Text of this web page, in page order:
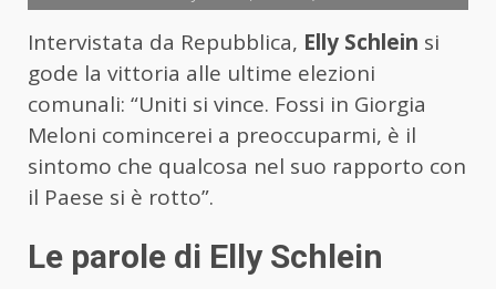
Intervistata da Repubblica, Elly Schlein si
gode la vittoria alle ultime elezioni
comunali: “Uniti si vince. Fossi in Giorgia
Meloni comincerei a preoccuparmi, è il
sintomo che qualcosa nel suo rapporto con
il Paese si è rotto”.
Le parole di Elly Schlein